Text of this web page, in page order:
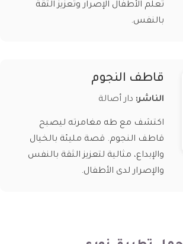
تعلم الأطفال الإصرار وتعزيز الثقة
بالنفس.
قاطف النجوم
الناشر: دار أصالة
اكتشف مع طه مغامرته ليصبح
قاطف النجوم. قصة مليئة بالخيال
والإبداع، مثالية لتعزيز الثقة بالنفس
والإصرار لدى الأطفال.